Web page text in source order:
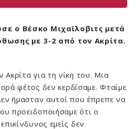
ο Βέσκο Μιχαϊλοβιτς μετά
με 3-2 από τον Ακρίτα.
Ακρίτα για τη νίκη του. Μια
φέτος δεν κερδίσαμε. Φταίμε
ήμασταν αυτοί που έπρεπε να
προειδοποιήσαμε ότι ο
εμείς δεν